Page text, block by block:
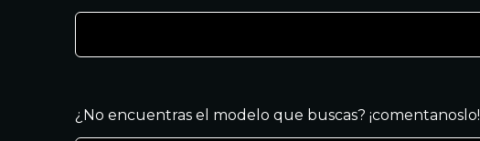
¿No encuentras el modelo que buscas? ¡comentanoslo!